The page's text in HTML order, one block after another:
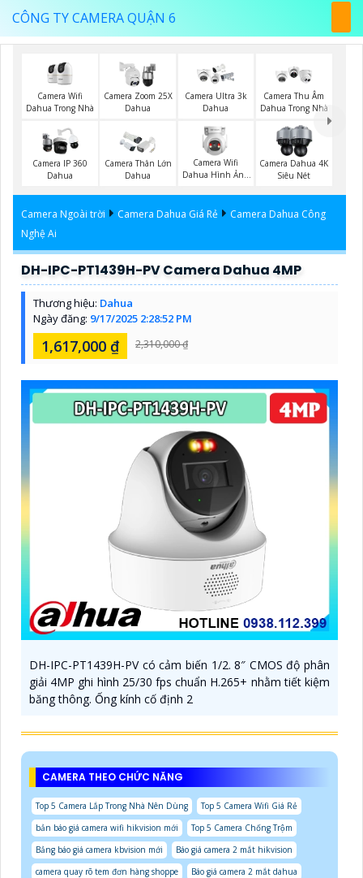
CÔNG TY CAMERA QUẬN 6
Camera Wifi
Dahua Trong Nhà
Camera Zoom 25X
Dahua
Camera Ultra 3k
Dahua
Camera Thu Âm
Dahua Trong Nhà
Camera IP 360
Dahua
Camera Thân Lớn
Dahua
Camera Wifi
Dahua Hình Ảnh
Camera Dahua 4K
Siêu Nét
Camera Ngoài trời Camera Dahua Giá Rẻ
Camera Dahua Công
Nghệ Ai
DH-IPC-PT1439H-PV Camera Dahua 4MP
Thương hiệu: Dahua
Ngày đăng: 9/17/2025 2:28:52 PM
1,617,000 ₫ 2,310,000 ₫
DH-IPC-PT1439H-PV có cảm biến 1/2. 8″ CMOS độ phân
giải 4MP ghi hình 25/30 fps chuẩn H.265+ nhằm tiết kiệm
băng thông. Ống kính cố định 2
CAMERA THEO CHỨC NĂNG
Top 5 Camera Lắp Trong Nhà Nên Dùng
Top 5 Camera Wifi Giá Rẻ
bản báo giá camera wifi hikvision mới
Top 5 Camera Chống Trộm
Bảng báo giá camera kbvision mới
Báo giá camera 2 mắt hikvision
camera quay rõ tem đơn hàng shoppe
Báo giá camera 2 mắt dahua